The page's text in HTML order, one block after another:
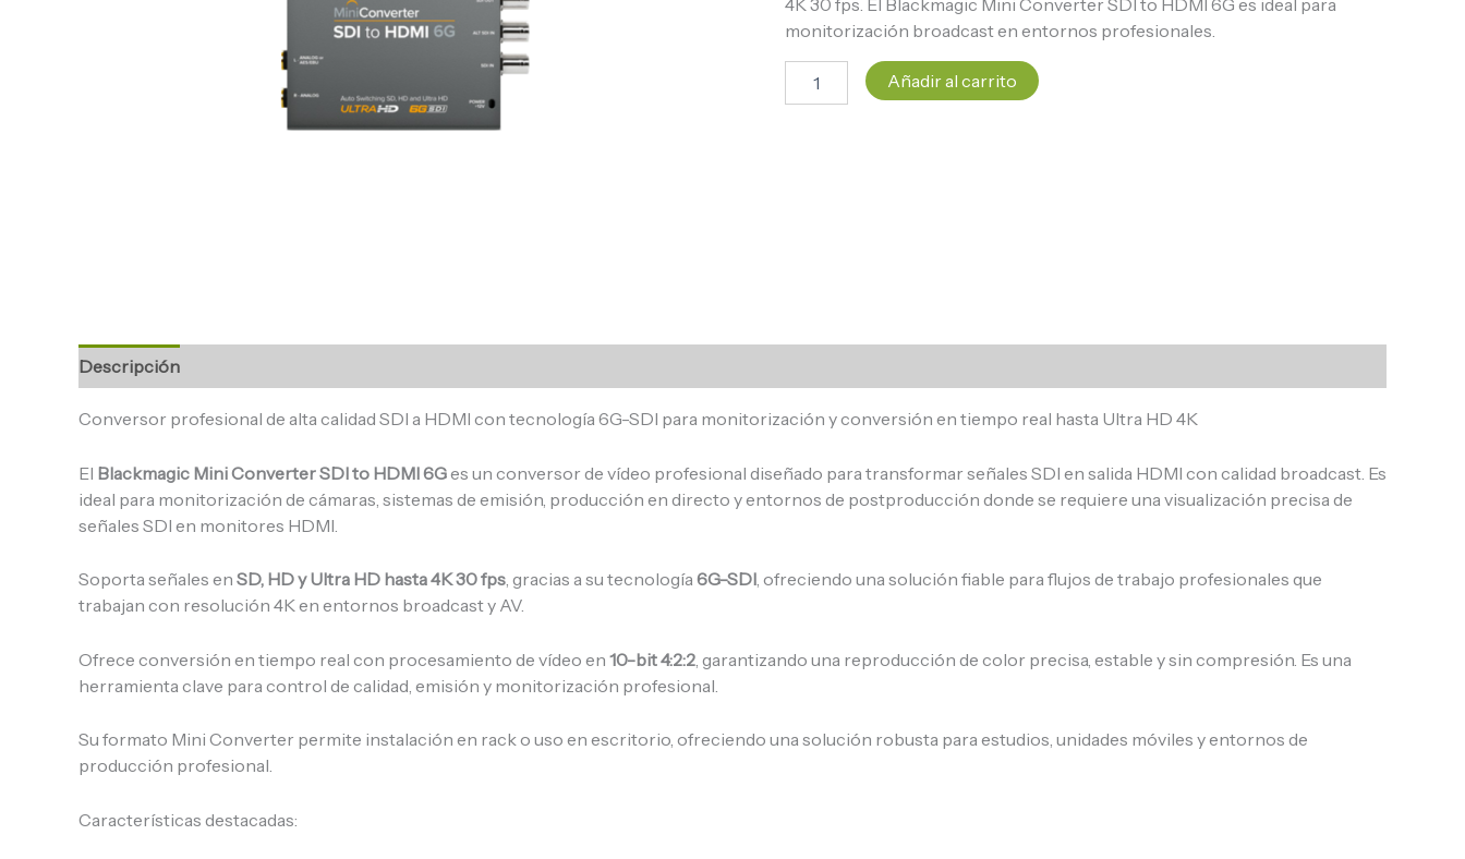
monitorización broadcast en entornos profesionales.
Añadir al carrito
Descripción
Conversor profesional de alta calidad SDI a HDMI con tecnología 6G-SDI para monitorización y conversión en tiempo real hasta Ultra HD 4K
El Blackmagic Mini Converter SDI to HDMI 6Ges un conversor de vídeo profesional diseñado para transformar señales SDI en salida HDMI con calidad broadcast. Es
ideal para monitorización de cámaras, sistemas de emisión, producción en directo y entornos de postproducción donde se requiere una visualización precisa de
señales SDI en monitores HDMI.
Soporta señales en SD, HD y Ultra HD hasta 4K 30 fps, gracias a su tecnología 6G-SDI, ofreciendo una solución fiable para flujos de trabajo profesionales que
trabajan con resolución 4K en entornos broadcast y AV.
Ofrece conversión en tiempo real con procesamiento de vídeo en 10-bit 4:2:2 , garantizando una reproducción de color precisa, estable y sin compresión. Es una
herramienta clave para control de calidad, emisión y monitorización profesional.
Su formato Mini Converter permite instalación en rack o uso en escritorio, ofreciendo una solución robusta para estudios, unidades móviles y entornos de
producción profesional.
Características destacadas: